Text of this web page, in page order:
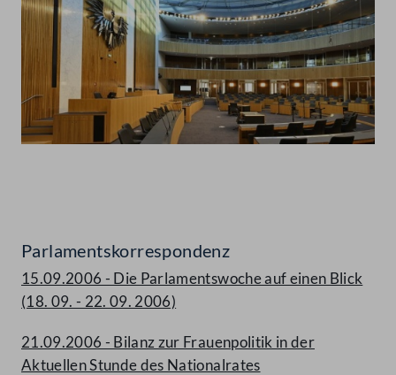
Parlamentskorrespondenz
15.09.2006 - Die Parlamentswoche auf einen Blick
(18. 09. - 22. 09. 2006)
21.09.2006 - Bilanz zur Frauenpolitik in der
Aktuellen Stunde des Nationalrates